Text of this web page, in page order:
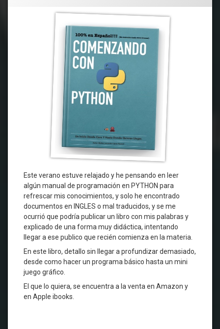
Este verano estuve relajado y he pensando en leer
algún manual de programación en PYTHON para
refrescar mis conocimientos, y solo he encontrado
documentos en INGLES o mal traducidos, y se me
ocurrió que podría publicar un libro con mis palabras y
explicado de una forma muy didáctica, intentando
llegar a ese publico que recién comienza en la materia.
En este libro, detallo sin llegar a profundizar demasiado,
desde como hacer un programa básico hasta un mini
juego gráfico.
El que lo quiera, se encuentra a la venta en Amazon y
en Apple ibooks.